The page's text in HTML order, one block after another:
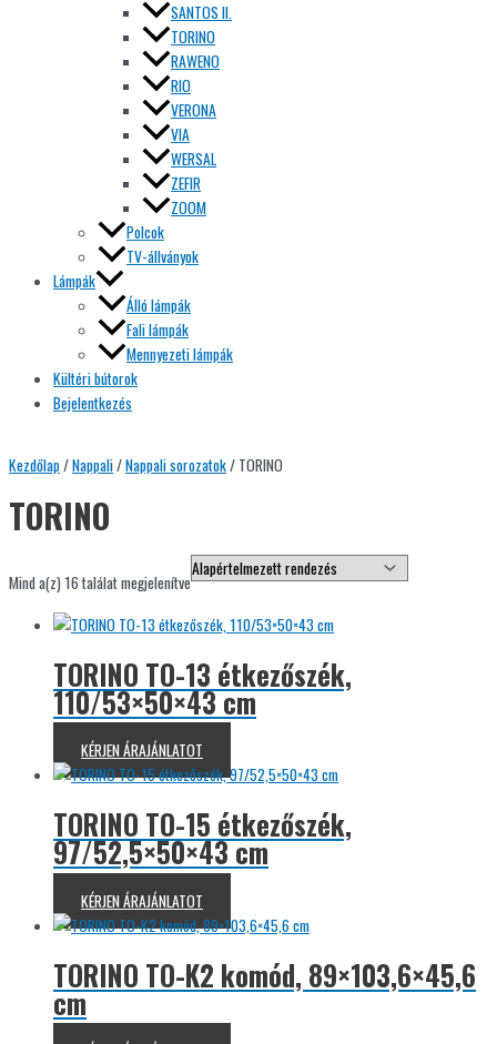
SANTOS II.
TORINO
RAWENO
RIO
VERONA
VIA
WERSAL
ZEFIR
ZOOM
Polcok
TV-állványok
Lámpák
Álló lámpák
Fali lámpák
Mennyezeti lámpák
Kültéri bútorok
Bejelentkezés
Kezdőlap/Nappali/Nappali sorozatok/ TORINO
TORINO
Mind a(z) 16 találat megjelenítve
TORINO TO-13 étkezőszék,
110/53×50×43 cm
KÉRJEN ÁRAJÁNLATOT
TORINO TO-15 étkezőszék,
97/52,5×50×43 cm
KÉRJEN ÁRAJÁNLATOT
TORINO TO-K2 komód, 89×103,6×45,6
cm